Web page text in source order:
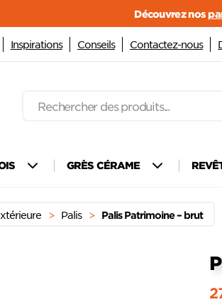
Découvrez nos
Inspirations Conseils Contactez-nous
GRÈS CÉRAME
> Palis > Palis Patrimoine – brut